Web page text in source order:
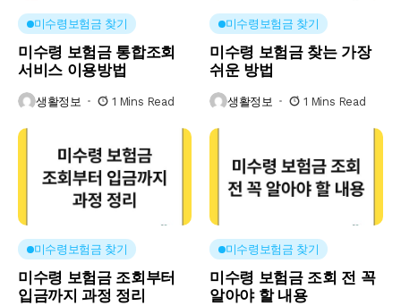
미수령보험금 찾기
미수령 보험금 통합조회
서비스 이용방법
생활정보 1 Mins Read
미수령보험금 찾기
미수령 보험금 찾는 가장
쉬운 방법
생활정보 1 Mins Read
미수령보험금 찾기
미수령 보험금 조회부터
입금까지 과정 정리
미수령보험금 찾기
미수령 보험금 조회 전 꼭
알아야 할 내용